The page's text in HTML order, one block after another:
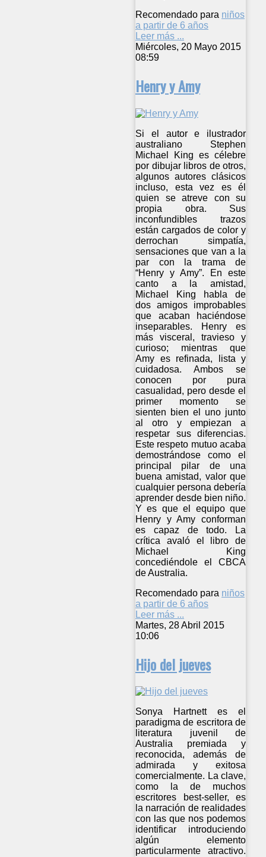
Recomendado para niños
a partir de 6 años
Leer más ...
Miércoles, 20 Mayo 2015
08:59
Henry y Amy
Si el autor e ilustrador
australiano Stephen
Michael King es célebre
por dibujar libros de otros,
algunos autores clásicos
incluso, esta vez es él
quien se atreve con su
propia obra. Sus
inconfundibles trazos
están cargados de color y
derrochan simpatía,
sensaciones que van a la
par con la trama de
“Henry y Amy”. En este
canto a la amistad,
Michael King habla de
dos amigos improbables
que acaban haciéndose
inseparables. Henry es
más visceral, travieso y
curioso; mientras que
Amy es refinada, lista y
cuidadosa. Ambos se
conocen por pura
casualidad, pero desde el
primer momento se
sienten bien el uno junto
al otro y empiezan a
respetar sus diferencias.
Este respeto mutuo acaba
demostrándose como el
principal pilar de una
buena amistad, valor que
cualquier persona debería
aprender desde bien niño.
Y es que el equipo que
Henry y Amy conforman
es capaz de todo. La
crítica avaló el libro de
Michael King
concediéndole el CBCA
de Australia.
Recomendado para niños
a partir de 6 años
Leer más ...
Martes, 28 Abril 2015
10:06
Hijo del jueves
Sonya Hartnett es el
paradigma de escritora de
literatura juvenil de
Australia premiada y
reconocida, además de
admirada y exitosa
comercialmente. La clave,
como la de muchos
escritores best-seller, es
la narración de realidades
con las que nos podemos
identificar introduciendo
algún elemento
particularmente atractivo.